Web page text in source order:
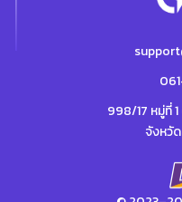
998/17 หมู่ที่
จังหวั